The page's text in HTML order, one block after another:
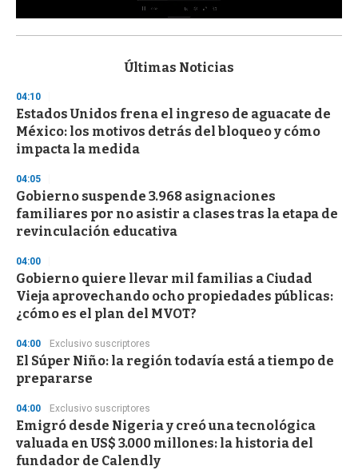
s
d
s
o
f
3
s
e
c
o
n
Últimas Noticias
04:10
Estados Unidos frena el ingreso de aguacate de
México: los motivos detrás del bloqueo y cómo
impacta la medida
04:05
Gobierno suspende 3.968 asignaciones
familiares por no asistir a clases tras la etapa de
revinculación educativa
04:00
Gobierno quiere llevar mil familias a Ciudad
Vieja aprovechando ocho propiedades públicas:
¿cómo es el plan del MVOT?
04:00 Exclusivo suscriptores
El Súper Niño: la región todavía está a tiempo de
prepararse
04:00 Exclusivo suscriptores
Emigró desde Nigeria y creó una tecnológica
valuada en US$ 3.000 millones: la historia del
fundador de Calendly